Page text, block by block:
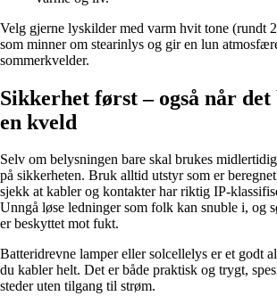
Velg gjerne lyskilder med varm hvit tone (rundt
som minner om stearinlys og gir en lun
sommerkvelder.
Sikkerhet først – også når
en kveld
Selv om belysningen bare skal brukes
på sikkerheten. Bruk alltid utstyr som er
sjekk at kabler og kontakter har riktig IP-
Unngå løse ledninger som folk kan snuble i, og
er beskyttet mot fukt.
Batteridrevne lamper eller solcellelys er et godt
du kabler helt. Det er både praktisk og trygt,
steder uten tilgang til strøm.